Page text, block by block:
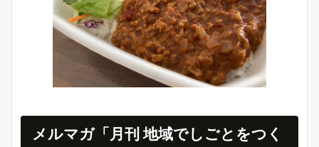
メルマガ「月刊 地域でしごとをつく